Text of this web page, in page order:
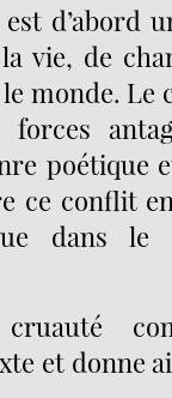
d’abord
vie, de
monde.
poétique
ce conflit
dans
et donne